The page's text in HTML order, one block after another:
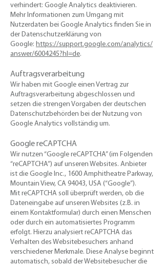
verhindert: Google Analytics deaktivieren.
Mehr Informationen zum Umgang mit
Nutzerdaten bei Google Analytics finden Sie in
der Datenschutzerklärung von
Google: https://support.google.com/analytics/
answer/6004245?hl=de.
Auftragsverarbeitung
​Wir haben mit Google einen Vertrag zur
Auftragsverarbeitung abgeschlossen und
setzen die strengen Vorgaben der deutschen
Datenschutzbehörden bei der Nutzung von
Google Analytics vollständig um.
Google reCAPTCHA
Wir nutzen “Google reCAPTCHA” (im Folgenden
“reCAPTCHA”) auf unseren Websites. Anbieter
ist die Google Inc., 1600 Amphitheatre Parkway,
Mountain View, CA 94043, USA (“Google”).
Mit reCAPTCHA soll überprüft werden, ob die
Dateneingabe auf unseren Websites (z.B. in
einem Kontaktformular) durch einen Menschen
oder durch ein automatisiertes Programm
erfolgt. Hierzu analysiert reCAPTCHA das
Verhalten des Websitebesuchers anhand
verschiedener Merkmale. Diese Analyse beginnt
automatisch, sobald der Websitebesucher die